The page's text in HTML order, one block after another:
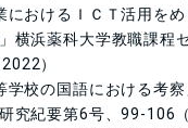
におけるＩＣＴ活用を
横浜薬科大学教職課程
）
学校の国語における考
究紀要第6号、99-106